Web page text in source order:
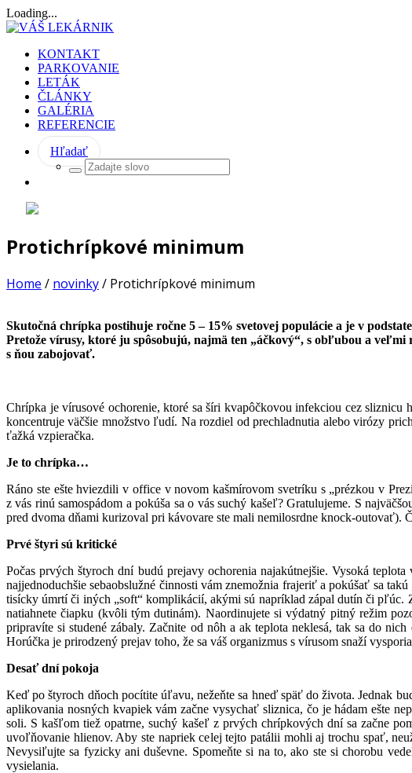
Loading...
KONTAKT
PARKOVANIE
LETÁK
ČLÁNKY
GALÉRIA
REFERENCIE
Hľadať
Protichrípkové minimum
Home / novinky/ Protichrípkové minimum
Skutočná chrípka postihuje ročne 5 – 15% svetovej populácie a je v
Pretože vírusy, ktoré ju spôsobujú, najmä ten „áčkový“, s obľubou a
s ňou zabojovať.
Chrípka je vírusové ochorenie, ktoré sa šíri kvapôčkovou infekciou cez sliznicu
koncentruje väčšie množstvo ľudí. Na rozdiel od prechladnutia alebo virózy
ťažká vzpieračka.
Je to chrípka…
Ráno ste ešte hviezdili v office v novom kašmírovom svetríku s „prézkou v
z vás rinú samospádom a pokúša sa o vás suchý kašeľ? Gratulujeme. S
pred dvoma dňami kurizoval pri kávovare ste mali nemilosrdne knock-outovať).
Prvé štyri sú kritické
Počas prvých štyroch dní budú prejavy ochorenia najakútnejšie. Vysoká
najjednoduchšie sebaobslužné činnosti vám znemožnia frajeriť a pokúšať sa
tisícky úmrtí či iných „soft“ komplikácií, akými sú napríklad zápal dutín či pľúc.
natiahnete čiapku (kvôli tým dutinám). Naordinujete si výdatný pitný režim
pripravíte si studené zábaly. Začnite od nôh a ak teplota neklesá, tak sa do
Horúčka je prirodzený prejav toho, že sa váš organizmus s vírusom snaží
Desať dní pokoja
Keď po štyroch dňoch pocítite úľavu, nežeňte sa hneď späť do života. Jednak
aplikovania nosných kvapiek vám začne vysychať sliznica, čo je hádam ešte
soli. S kašľom tiež opatrne, suchý kašeľ z prvých chrípkových dní sa začne
uvoľňovanie hlienov. Aby ste napriek celej tejto patálii mohli aj trochu spať,
Nevysiľujte sa fyzicky ani duševne. Spomeňte si na to, ako ste si chorobu
vysielania.